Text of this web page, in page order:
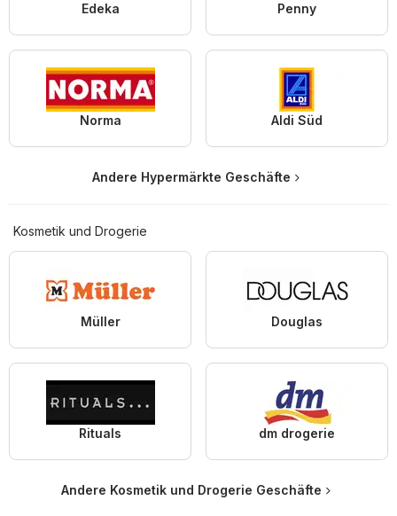
Edeka Penny
Norma Aldi Süd
Andere Hypermärkte Geschäfte
Kosmetik und Drogerie
Müller Douglas
Rituals dm drogerie
Andere Kosmetik und Drogerie Geschäfte